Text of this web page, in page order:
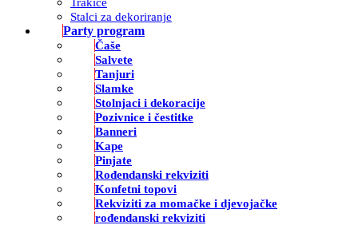
Stalci za dekoriranje
Party program
Čaše
Salvete
Tanjuri
Slamke
Stolnjaci i dekoracije
Pozivnice i čestitke
Banneri
Kape
Pinjate
Rođendanski rekviziti
Konfetni topovi
Rekviziti za momačke i djevojačke
rođendanski rekviziti